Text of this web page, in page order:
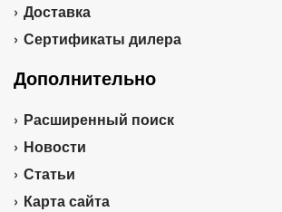
Доставка
Сертификаты дилера
Дополнительно
Расширенный поиск
Новости
Статьи
Карта сайта